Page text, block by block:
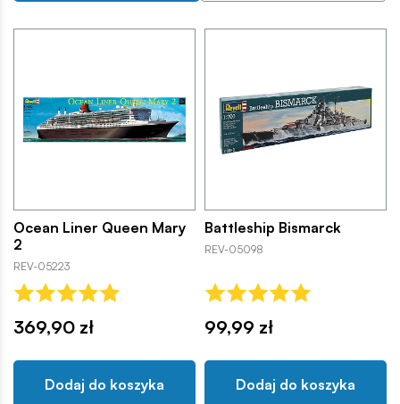
Ocean Liner Queen Mary
2
REV-05223
369,90 zł
Dodaj do koszyka
Battleship Bismarck
REV-05098
99,99 zł
Dodaj do koszyka